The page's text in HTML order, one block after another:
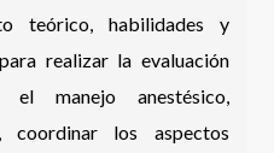
teórico, habilidades y
realizar la evaluación
el manejo anestésico,
coordinar los aspectos